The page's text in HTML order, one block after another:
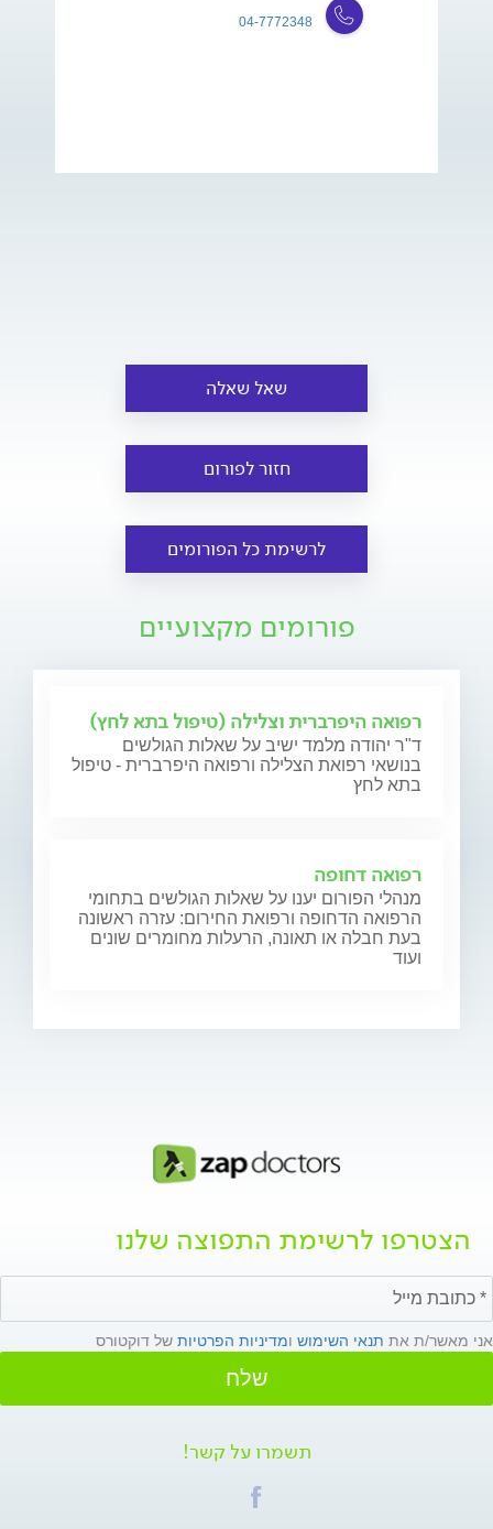
04-7772348
שאל שאלה
חזור לפורום
לרשימת כל הפורומים
פורומים מקצועיים
רפואה היפרברית וצלילה (טיפול בתא לחץ)
ד"ר יהודה מלמד ישיב על שאלות הגולשים
בנושאי רפואת הצלילה ורפואה היפרברית - טיפול
בתא לחץ
רפואה דחופה
מנהלי הפורום יענו על שאלות הגולשים בתחומי
הרפואה הדחופה ורפואת החירום: עזרה ראשונה
בעת חבלה או תאונה, הרעלות מחומרים שונים
ועוד
הצטרפו לרשימת התפוצה שלנו
אני מאשר/ת את תנאי השימוש ומדיניות הפרטיות של דוקטורס
שלח
תשמרו על קשר!